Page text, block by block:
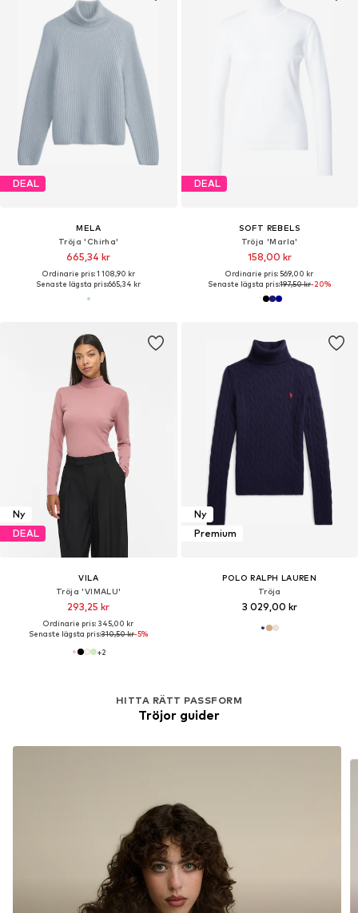
DEAL
MELA
Tröja 'Chirha'
665,34 kr
Ordinarie pris: 1 108,90 kr
Senaste lägsta pris:665,34 kr
DEAL
SOFT REBELS
Tröja 'Marla'
158,00 kr
Ordinarie pris: 569,00 kr
Senaste lägsta pris:197,50 kr-20%
Ny
DEAL
VILA
Tröja 'VIMALU'
293,25 kr
Ordinarie pris: 345,00 kr
Senaste lägsta pris:310,50 kr-5%
+2
Ny
Premium
POLO RALPH LAUREN
Tröja
3 029,00 kr
HITTA RÄTT PASSFORM
Tröjor guider